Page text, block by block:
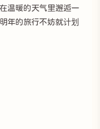
温暖的天气里邂逅一
年的旅行不妨就计划